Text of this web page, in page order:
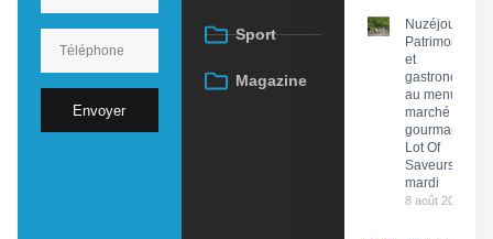
Envoyer
Sport
Magazine
Nuzéjouls :
Patrimoine
et
gastronomie
au menu du
marché
gourmand
Lot Of
Saveurs ce
mardi
8 août 2026